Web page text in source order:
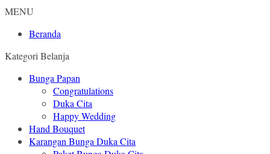
MENU
Beranda
Kategori Belanja
Bunga Papan
Congratulations
Duka Cita
Happy Wedding
Hand Bouquet
Karangan Bunga Duka Cita